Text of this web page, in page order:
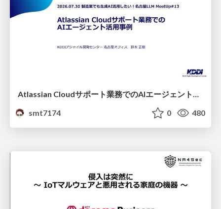
Atlassian Cloudサポート業務でのAIエージェント活用事例
smt7174
0 480